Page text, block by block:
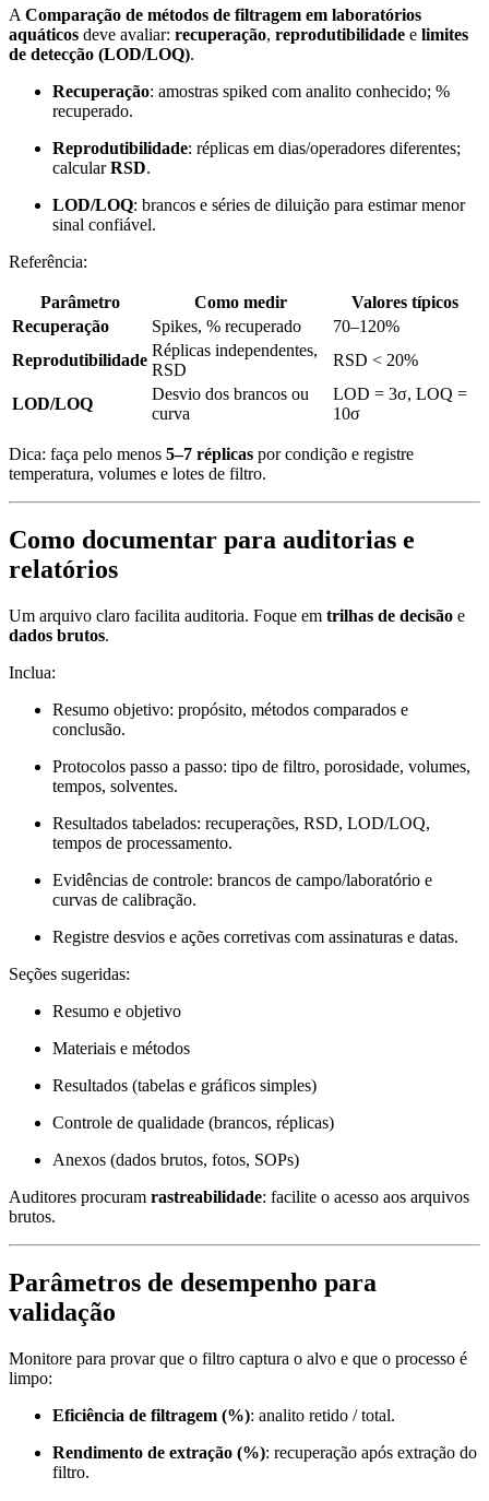
A Comparação de métodos de filtragem em laboratórios
aquáticos deve avaliar: recuperação, reprodutibilidade e limites
de detecção (LOD/LOQ).
Recuperação: amostras spiked com analito conhecido; %
recuperado.
Reprodutibilidade: réplicas em dias/operadores diferentes;
calcularRSD.
LOD/LOQ: brancos e séries de diluição para estimar menor
sinal confiável.
Referência:
Parâmetro Como medir
Valores típicos
Recuperação
Spikes, % recuperado
70–120%
Reprodutibilidade
Réplicas independentes,
RSD
RSD < 20%
LOD/LOQ
Desvio dos brancos ou
curva
LOD = 3σ, LOQ =
10σ
Dica: faça pelo menos 5–7 réplicas por condição e registre
temperatura, volumes e lotes de filtro.
Como documentar para auditorias e
relatórios
Um arquivo claro facilita auditoria. Foque em trilhas de decisão e
dados brutos.
Inclua:
Resumo objetivo: propósito, métodos comparados e
conclusão.
Protocolos passo a passo: tipo de filtro, porosidade, volumes,
tempos, solventes.
Resultados tabelados: recuperações, RSD, LOD/LOQ,
tempos de processamento.
Evidências de controle: brancos de campo/laboratório e
curvas de calibração.
Registre desvios e ações corretivas com assinaturas e datas.
Seções sugeridas:
Resumo e objetivo
Materiais e métodos
Resultados (tabelas e gráficos simples)
Controle de qualidade (brancos, réplicas)
Anexos (dados brutos, fotos, SOPs)
Auditores procuram rastreabilidade: facilite o acesso aos arquivos
brutos.
Parâmetros de desempenho para
validação
Monitore para provar que o filtro captura o alvo e que o processo é
limpo:
Eficiência de filtragem (%): analito retido / total.
Rendimento de extração (%): recuperação após extração do
filtro.